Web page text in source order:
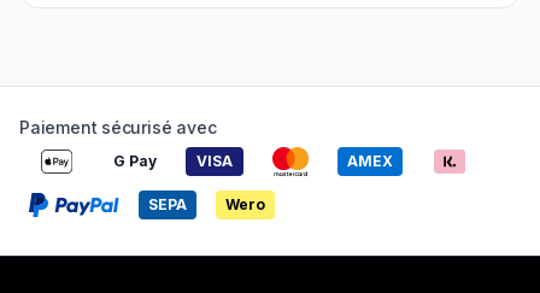
Paiement sécurisé avec
G Pay VISA AMEX
SEPA Wero